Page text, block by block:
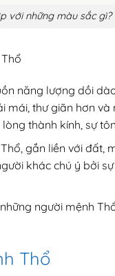
với những màu sắc gì?
năng lượng dồi
thư giãn hơn
thành kính, sự
gắn liền với đất,
khác chú ý bởi
người mệnh
Thổ